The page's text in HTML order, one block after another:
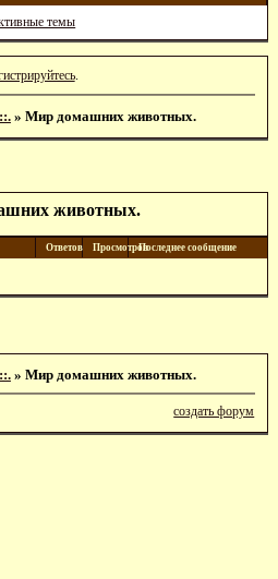
темы
.
» Мир домашних животных.
животных.
Ответов ПросмотровПоследнее сообщение
» Мир домашних животных.
создать форум